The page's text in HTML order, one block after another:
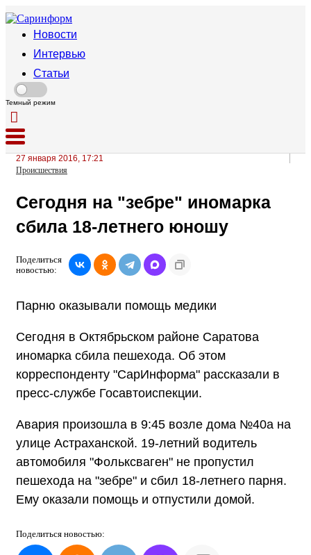
Новости
Интервью
Статьи
Темный режим
27 января 2016, 17:21
Происшествия
Сегодня на "зебре" иномарка
сбила 18-летнего юношу
Поделиться
новостью:
Парню оказывали помощь медики
Сегодня в Октябрьском районе Саратова
иномарка сбила пешехода. Об этом
корреспонденту "СарИнформа" рассказали в
пресс-службе Госавтоиспекции.
Авария произошла в 9:45 возле дома №40а на
улице Астраханской. 19-летний водитель
автомобиля "Фольксваген" не пропустил
пешехода на "зебре" и сбил 18-летнего парня.
Ему оказали помощь и отпустили домой.
Поделиться новостью: